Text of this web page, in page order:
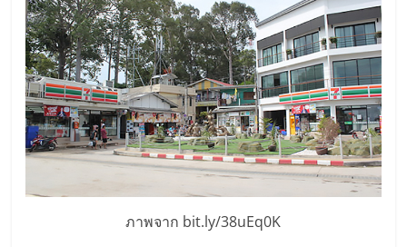
ไชส์,
รวม
แฟ
รน
ภาพจาก bit.ly/38uEq0K